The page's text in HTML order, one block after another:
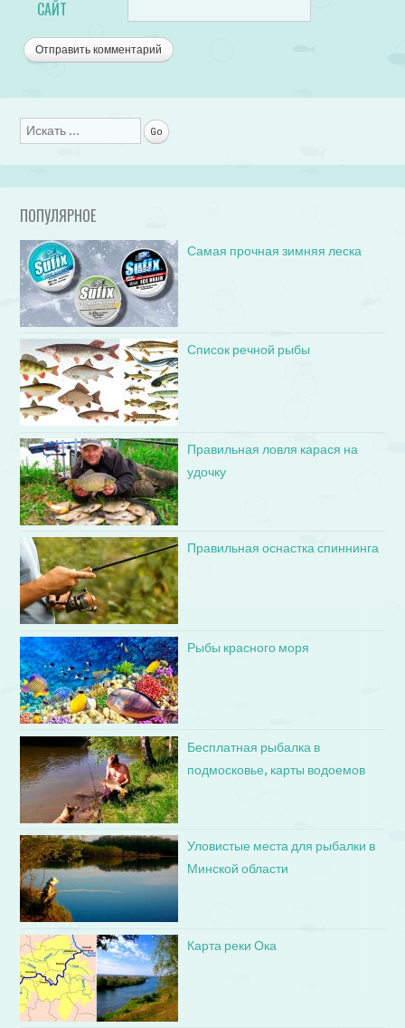
САЙТ
Поиск
ПОПУЛЯРНОЕ
Самая прочная зимняя леска
Список речной рыбы
Правильная ловля карася на
удочку
Правильная оснастка спиннинга
Рыбы красного моря
Бесплатная рыбалка в
подмосковье, карты водоемов
Уловистые места для рыбалки в
Минской области
Карта реки Ока